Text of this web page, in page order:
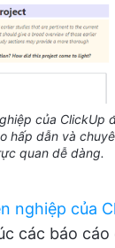
của ClickUp
hấp dẫn và
quan dễ dàng.
nghiệp của
các báo cáo